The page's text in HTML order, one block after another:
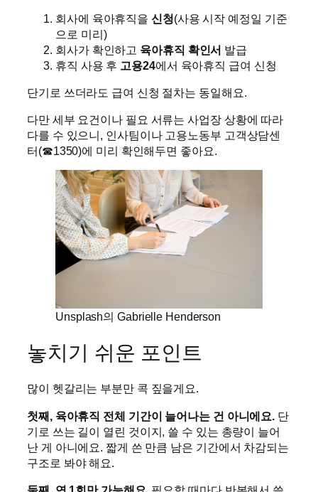
회사에 육아휴직을 신청(사용 시작 예정일 기준
으로 미리)
회사가 확인하고 육아휴직 확인서 발급
휴직 사용 후 고용24에서 육아휴직 급여 신청
단기로 쓰더라도 급여 신청 절차는 동일해요.
다만 세부 요건이나 필요 서류는 사업장 상황에 따라
다를 수 있으니, 인사팀이나 고용노동부 고객상담센
터(☎1350)에 미리 확인해두면 좋아요.
Unsplash의 Gabrielle Henderson
놓치기 쉬운 포인트
많이 헷갈리는 부분만 콕 짚을게요.
첫째, 육아휴직 전체 기간이 늘어나는 건 아니에요. 단
기로 쓰는 길이 열린 것이지, 쓸 수 있는 총량이 늘어
난 게 아니에요. 짧게 쓴 만큼 남은 기간에서 차감되는
구조로 봐야 해요.